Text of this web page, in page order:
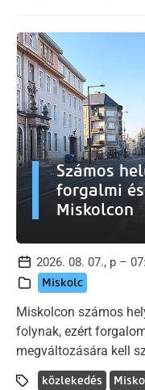
Számos
forgalmi
Miskolcon
2026. 08. 07., p –
Miskolc
Miskolcon számos
folynak, ezért
megváltozására kell
közlekedés